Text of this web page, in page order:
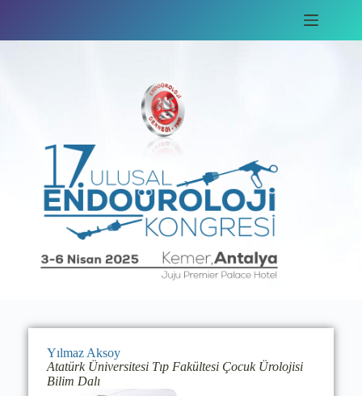
Yılmaz Aksoy
Atatürk Üniversitesi Tıp Fakültesi Çocuk Ürolojisi
Bilim Dalı